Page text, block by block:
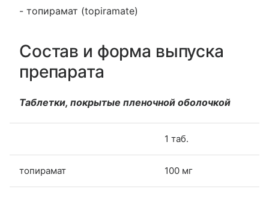
- топирамат (topiramate)
Состав и форма выпуска
препарата
Таблетки, покрытые пленочной оболочкой
1 таб.
топирамат 100 мг